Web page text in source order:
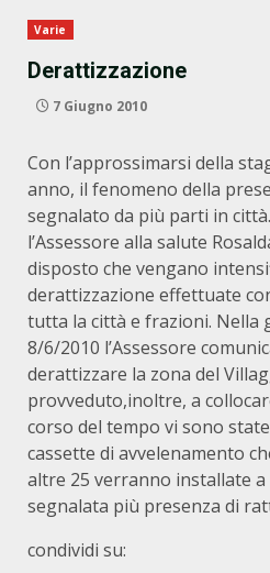
Varie
Derattizzazione
7 Giugno 2010
Con l’approssimarsi della
anno, il fenomeno della
segnalato da più parti in
l’Assessore alla salute
disposto che vengano
derattizzazione effettuate
tutta la città e frazioni. Nella
8/6/2010 l’Assessore
derattizzare la zona del
provveduto,inoltre, a
corso del tempo vi sono
cassette di avvelenamento
altre 25 verranno installate
segnalata più presenza di
condividi su: